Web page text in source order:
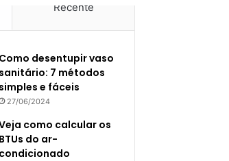
Recente
Como desentupir vaso
sanitário: 7 métodos
simples e fáceis
27/06/2024
como calcular os
BTUs do ar-
condicionado